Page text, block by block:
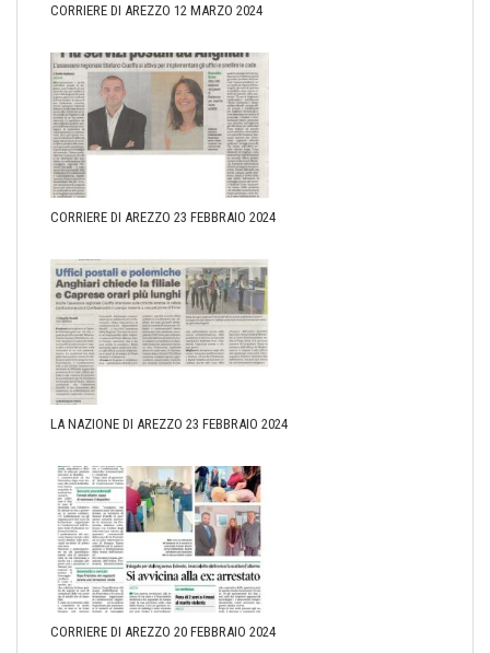
CORRIERE DI AREZZO 12 MARZO 2024
CORRIERE DI AREZZO 23 FEBBRAIO 2024
LA NAZIONE DI AREZZO 23 FEBBRAIO 2024
CORRIERE DI AREZZO 20 FEBBRAIO 2024